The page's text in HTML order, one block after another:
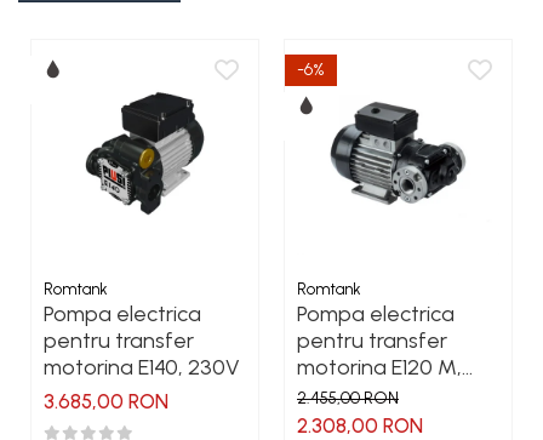
Romtank
Pompa electrica
pentru transfer
motorina E140, 230V
3.685,00 RON
-6%
Romtank
Pompa electrica
pentru transfer
motorina E120 M,
230V
2.455,00 RON
2.308,00 RON